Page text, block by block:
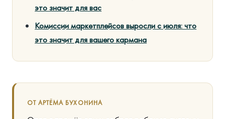
это значит для вас
Комиссии маркетплейсов выросли с июля: что
это значит для вашего кармана
ОТ АРТЁМА БУХОНИНА